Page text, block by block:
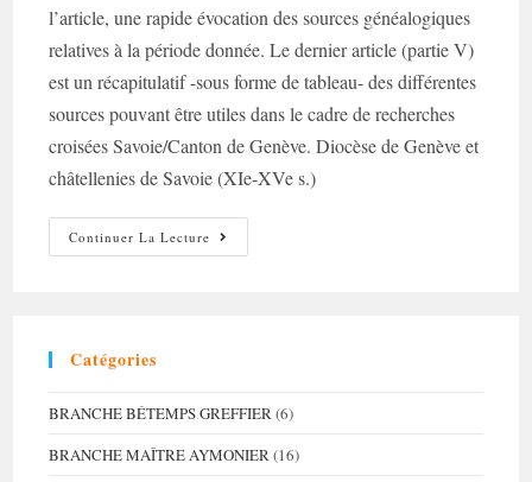
l’article, une rapide évocation des sources généalogiques
relatives à la période donnée. Le dernier article (partie V)
est un récapitulatif -sous forme de tableau- des différentes
sources pouvant être utiles dans le cadre de recherches
croisées Savoie/Canton de Genève. Diocèse de Genève et
châtellenies de Savoie (XIe-XVe s.)
Continuer La Lecture Recherches
Croisées
Catégories
BRANCHE BÉTEMPS GREFFIER(6)
BRANCHE MAÎTRE AYMONIER(16)